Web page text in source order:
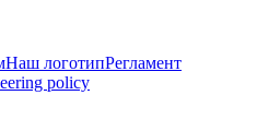
Наш логотипРегламент
policy